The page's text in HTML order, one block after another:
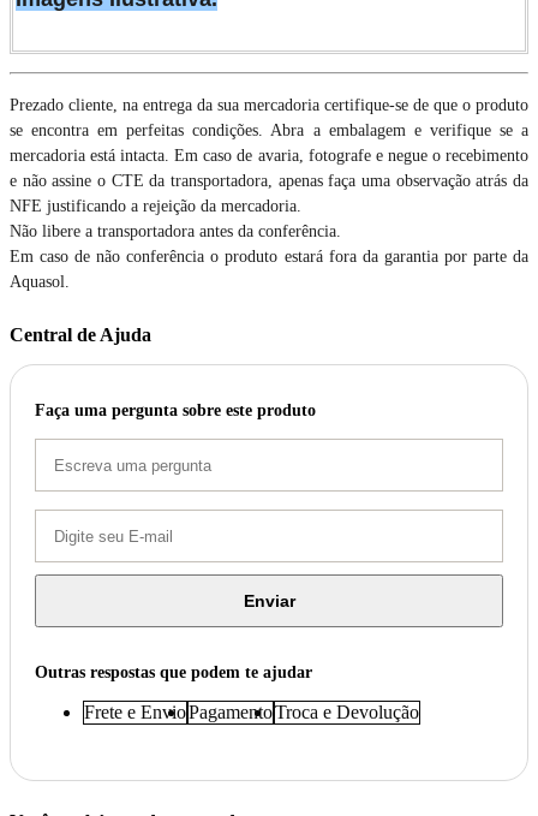
Prezado cliente, na entrega da sua mercadoria certifique-se de que o produto
se encontra em perfeitas condições. Abra a embalagem e verifique se a
mercadoria está intacta. Em caso de avaria, fotografe e negue o recebimento
e não assine o CTE da transportadora, apenas faça uma observação atrás da
NFE justificando a rejeição da mercadoria.
Não libere a transportadora antes da conferência.
Em caso de não conferência o produto estará fora da garantia por parte da
Aquasol.
Central de Ajuda
Faça uma pergunta sobre este produto
Enviar
Outras respostas que podem te ajudar
Frete e EnvioPagamentoTroca e Devolução